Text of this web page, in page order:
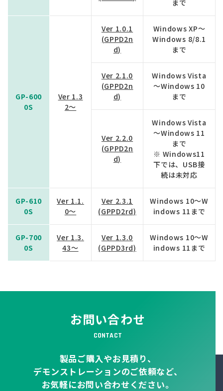
まで
GP-600
0S
Ver 1.3
2～
Ver 1.0.1
(GPPD2n
d)
Windows XP～
Windows 8/8.1
まで
Ver 2.1.0
(GPPD2n
d)
Windows Vista
～Windows 10
まで
Ver 2.2.0
(GPPD2n
d)
Windows Vista
～Windows 11
まで
※ Windows11
下では、USB接
続は未対応
GP-610
0S
Ver 1.1.
0～
Ver 2.3.1
(GPPD2rd)
Windows 10～W
indows 11まで
GP-700
0S
Ver 1.3.
43～
Ver 1.3.0
(GPPD3rd)
Windows 10～W
indows 11まで
お問い合わせ
CONTACT
製品ご購入やお見積り、
デモンストレーションのご依頼など、
お気軽にお問い合わせください。